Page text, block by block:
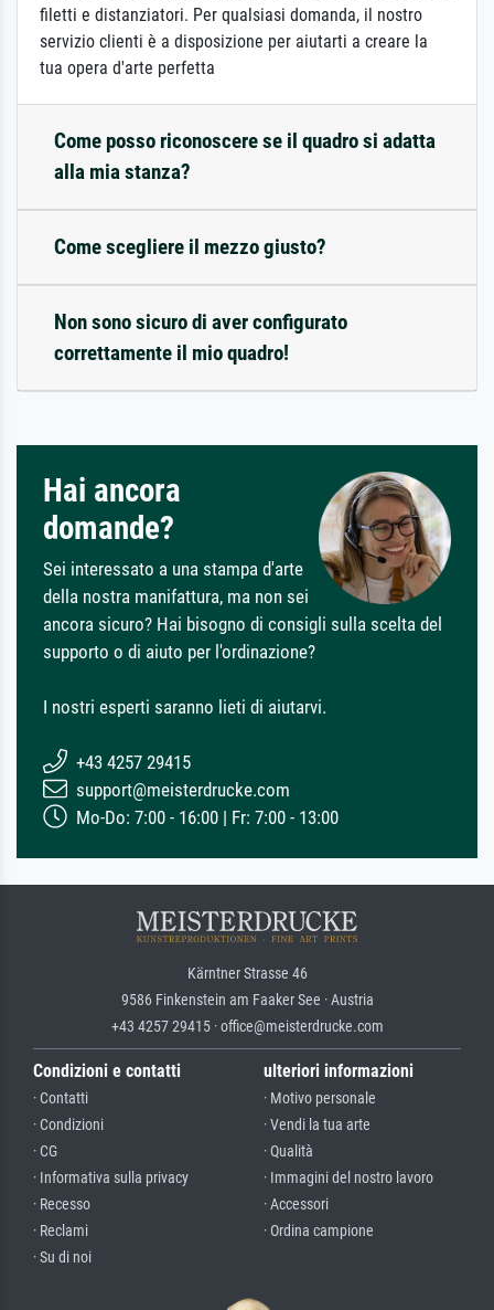
filetti e distanziatori. Per qualsiasi domanda, il nostro
servizio clienti è a disposizione per aiutarti a creare la
tua opera d'arte perfetta
Come posso riconoscere se il quadro si adatta
alla mia stanza?
Come scegliere il mezzo giusto?
Non sono sicuro di aver configurato
correttamente il mio quadro!
Hai ancora
domande?
Sei interessato a una stampa d'arte
della nostra manifattura, ma non sei
ancora sicuro? Hai bisogno di consigli sulla scelta del
supporto o di aiuto per l'ordinazione?
I nostri esperti saranno lieti di aiutarvi.
+43 4257 29415
support@meisterdrucke.com
Mo-Do: 7:00 - 16:00 | Fr: 7:00 - 13:00
Kärntner Strasse 46
9586 Finkenstein am Faaker See · Austria
+43 4257 29415 · office@meisterdrucke.com
Condizioni e contatti
· Contatti
· Condizioni
· CG
· Informativa sulla privacy
· Recesso
· Reclami
· Su di noi
ulteriori informazioni
· Motivo personale
· Vendi la tua arte
· Qualità
· Immagini del nostro lavoro
· Accessori
· Ordina campione